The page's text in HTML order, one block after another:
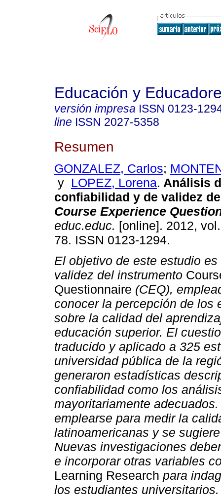
Educación y
versión impresa ISSN 0123-
line ISSN 2027-5358
Resumen
GONZALEZ, Carlos;
y LOPEZ, Lorena. Análisis
confiabilidad y de validez
Course Experience
educ.educ. [online]. 2012,
78. ISSN 0123-1294.
El objetivo de este estudio
validez del instrumento
Questionnaire (CEQ),
conocer la percepción de los
sobre la calidad del
educación superior. El
traducido y aplicado a 325
universidad pública de la
generaron estadísticas
confiabilidad como los
mayoritariamente
emplearse para medir la
latinoamericanas y se
Nuevas investigaciones
e incorporar otras variables
Learning Research para
los estudiantes universitarios.